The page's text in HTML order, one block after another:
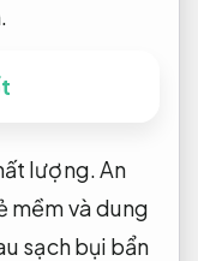
lượng.An
mềm và dung
sạch bụi bẩn